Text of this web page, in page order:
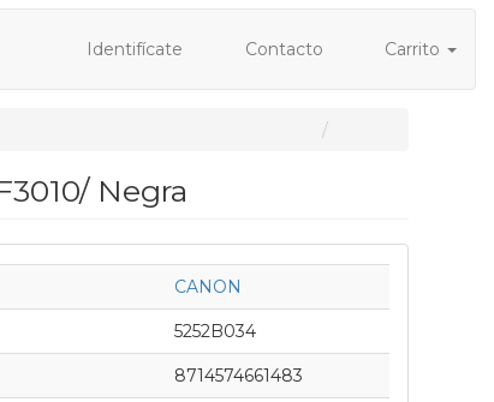
Identifícate Contacto Carrito
Negra
CANON
5252B034
8714574661483